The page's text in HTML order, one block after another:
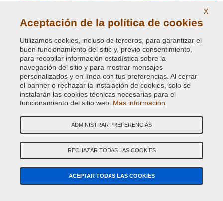
Pinturas Ral brillantes y opacas.
Pinturas y pigmentos fosforescentes
X
Aceptación de la política de cookies
Utilizamos cookies, incluso de terceros, para garantizar el
buen funcionamiento del sitio y, previo consentimiento,
para recopilar información estadística sobre la
navegación del sitio y para mostrar mensajes
personalizados y en línea con tus preferencias. Al cerrar
el banner o rechazar la instalación de cookies, solo se
instalarán las cookies técnicas necesarias para el
funcionamiento del sitio web. Más información
ADMINISTRAR PREFERENCIAS
RECHAZAR TODAS LAS COOKIES
ACEPTAR TODAS LAS COOKIES